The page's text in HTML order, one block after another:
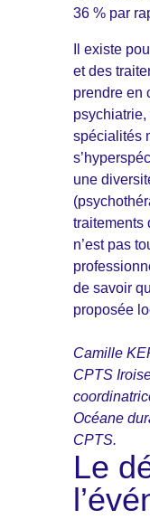
36 % par
Il existe
et des
prendre en
spécialités
une
traitements
n’est pas
de savoir
proposée
Camille
CPTS
Océane
CPTS.
Le